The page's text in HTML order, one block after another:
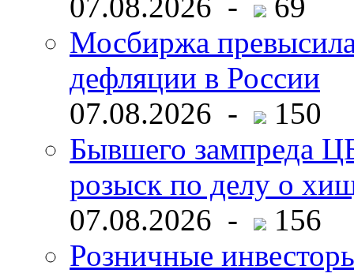
Мосбиржа
дефляции в России
07.08.2026 -
150
Бывшего зампреда
розыск по делу о
07.08.2026 -
156
Розничные